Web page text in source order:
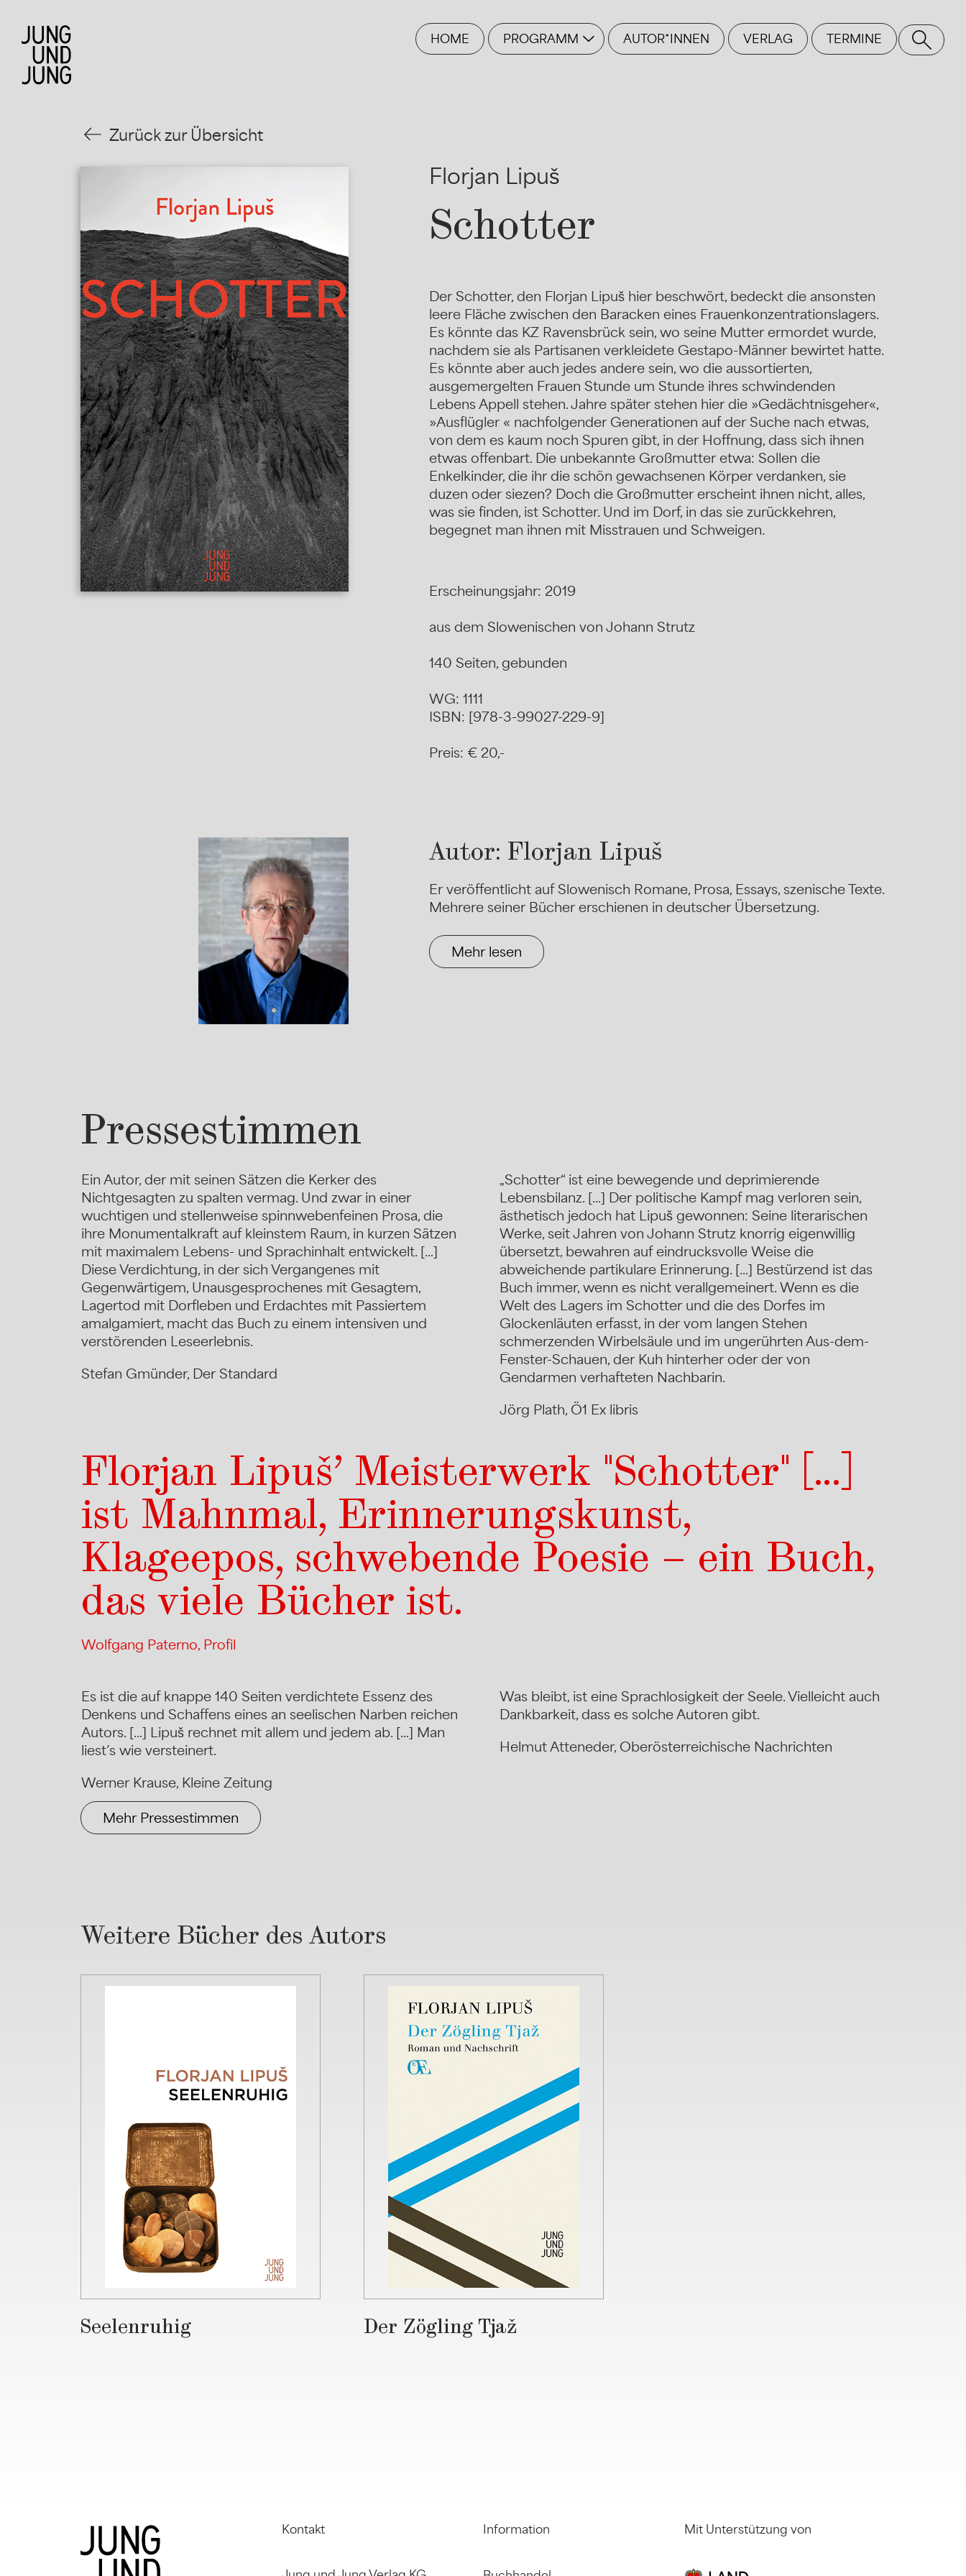
HOME PROGRAMM AUTOR*INNEN VERLAG TERMINE SE
Zurück zur Übersicht
Florjan Lipuš
Schotter
Der Schotter, den Florjan Lipuš hier beschwört, bedeckt die ansonsten
leere Fläche zwischen den Baracken eines Frauenkonzentrationslagers.
Es könnte das KZ Ravensbrück sein, wo seine Mutter ermordet wurde,
nachdem sie als Partisanen verkleidete Gestapo-Männer bewirtet hatte.
Es könnte aber auch jedes andere sein, wo die aussortierten,
ausgemergelten Frauen Stunde um Stunde ihres schwindenden
Lebens Appell stehen. Jahre später stehen hier die »Gedächtnisgeher«,
»Ausflügler « nachfolgender Generationen auf der Suche nach etwas,
von dem es kaum noch Spuren gibt, in der Hoffnung, dass sich ihnen
etwas offenbart. Die unbekannte Großmutter etwa: Sollen die
Enkelkinder, die ihr die schön gewachsenen Körper verdanken, sie
duzen oder siezen? Doch die Großmutter erscheint ihnen nicht, alles,
was sie finden, ist Schotter. Und im Dorf, in das sie zurückkehren,
begegnet man ihnen mit Misstrauen und Schweigen.
Erscheinungsjahr: 2019
aus dem Slowenischen von Johann Strutz
140 Seiten, gebunden
WG: 1111
ISBN: [978-3-99027-229-9]
Preis: € 20,-
Autor: Florjan Lipuš
Er veröffentlicht auf Slowenisch Romane, Prosa, Essays, szenische Texte.
Mehrere seiner Bücher erschienen in deutscher Übersetzung.
Mehr lesen
Pressestimmen
Ein Autor, der mit seinen Sätzen die Kerker des
Nichtgesagten zu spalten vermag. Und zwar in einer
wuchtigen und stellenweise spinnwebenfeinen Prosa, die
ihre Monumentalkraft auf kleinstem Raum, in kurzen Sätzen
mit maximalem Lebens- und Sprachinhalt entwickelt. […]
Diese Verdichtung, in der sich Vergangenes mit
Gegenwärtigem, Unausgesprochenes mit Gesagtem,
Lagertod mit Dorfleben und Erdachtes mit Passiertem
amalgamiert, macht das Buch zu einem intensiven und
verstörenden Leseerlebnis.
Stefan Gmünder, Der Standard
„Schotter“ ist eine bewegende und deprimierende
Lebensbilanz. […] Der politische Kampf mag verloren sein,
ästhetisch jedoch hat Lipuš gewonnen: Seine literarischen
Werke, seit Jahren von Johann Strutz knorrig eigenwillig
übersetzt, bewahren auf eindrucksvolle Weise die
abweichende partikulare Erinnerung. […] Bestürzend ist das
Buch immer, wenn es nicht verallgemeinert. Wenn es die
Welt des Lagers im Schotter und die des Dorfes im
Glockenläuten erfasst, in der vom langen Stehen
schmerzenden Wirbelsäule und im ungerührten Aus-dem-
Fenster-Schauen, der Kuh hinterher oder der von
Gendarmen verhafteten Nachbarin.
Jörg Plath, Ö1 Ex libris
Florjan Lipuš’ Meisterwerk "Schotter" […]
ist Mahnmal, Erinnerungskunst,
Klageepos, schwebende Poesie – ein Buch,
das viele Bücher ist.
Wolfgang Paterno, Profil
Es ist die auf knappe 140 Seiten verdichtete Essenz des
Denkens und Schaffens eines an seelischen Narben reichen
Autors. […] Lipuš rechnet mit allem und jedem ab. […] Man
liest’s wie versteinert.
Werner Krause, Kleine Zeitung
Was bleibt, ist eine Sprachlosigkeit der Seele. Vielleicht auch
Dankbarkeit, dass es solche Autoren gibt.
Helmut Atteneder, Oberösterreichische Nachrichten
Mehr Pressestimmen
Weitere Bücher des Autors
Seelenruhig Der Zögling Tjaž
Kontakt Information Mit Unterstützung von